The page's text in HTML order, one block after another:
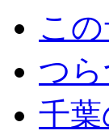
こ
つ
千葉